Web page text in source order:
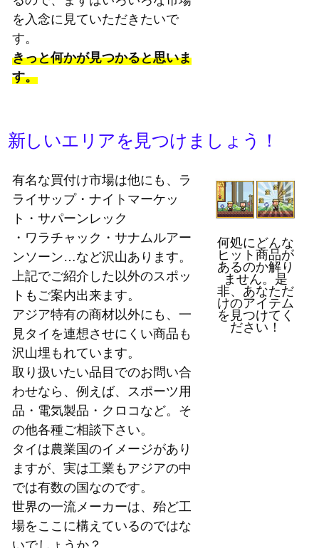
を入念に見ていただきたいで
す。
きっと何かが見つかると思いま
す。
新しいエリアを見つけましょう！
有名な買付け市場は他にも、ラ
ライサップ・ナイトマーケッ
ト・サパーンレック
・ワラチャック・サナムルアー
ンソーン…など沢山あります。
上記でご紹介した以外のスポッ
トもご案内出来ます。
アジア特有の商材以外にも、一
見タイを連想させにくい商品も
沢山埋もれています。
取り扱いたい品目でのお問い合
わせなら、例えば、スポーツ用
品・電気製品・クロコなど。そ
の他各種ご相談下さい。
タイは農業国のイメージがあり
ますが、実は工業もアジアの中
では有数の国なのです。
世界の一流メーカーは、殆ど工
場をここに構えているのではな
いでしょうか？
何処にどんな
ヒット商品が
あるのか解り
ません。是
非、あなただ
けのアイテム
を見つけてく
ださい！